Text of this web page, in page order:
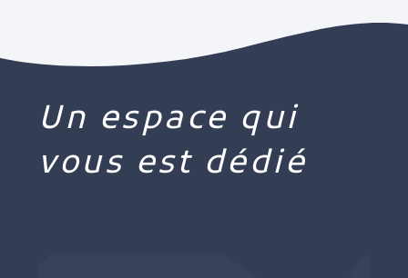
Un espace qui
vous est dédié